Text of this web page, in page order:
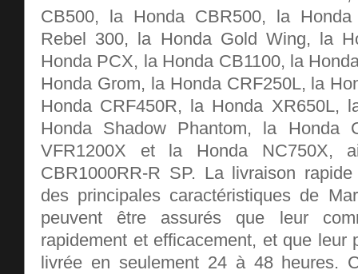
CB500, la Honda CBR500, la
Rebel 300, la Honda Gold Wing, la
Honda PCX, la Honda CB1100, la
Honda Grom, la Honda CRF250L, la
Honda CRF450R, la Honda XR650L,
Honda Shadow Phantom, la Honda
VFR1200X et la Honda NC750X,
CBR1000RR-R SP. La livraison
des principales caractéristiques de
peuvent être assurés que leur
rapidement et efficacement, et que leur
livrée en seulement 24 à 48 heures.